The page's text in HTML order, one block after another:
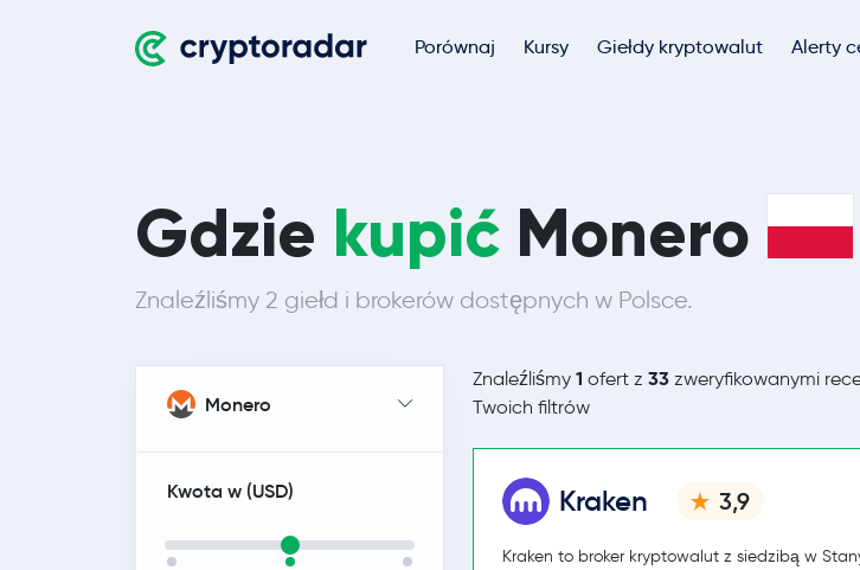
Porównaj Kursy Giełdy kryptowalut Alerty
Gdzie kupić Monero
Znaleźliśmy 2 giełd i brokerów dostępnych w Polsce.
Monero
Kwota w (USD)
Znaleźliśmy 1 ofert z 33 zweryfikowanymi
Twoich filtrów
Kraken 3,9
Kraken to broker kryptowalut z siedzibą w